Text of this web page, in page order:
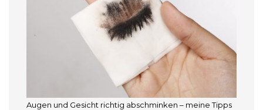
Augen und Gesicht richtig abschminken – meine Tipps